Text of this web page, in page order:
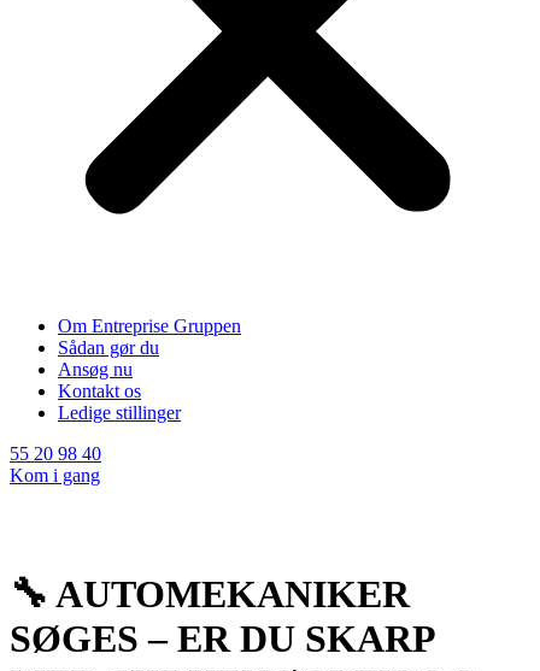
Om Entreprise Gruppen
Sådan gør du
Ansøg nu
Kontakt os
Ledige stillinger
55 20 98 40
Kom i gang
🔧 AUTOMEKANIKER
SØGES – ER DU SKARP